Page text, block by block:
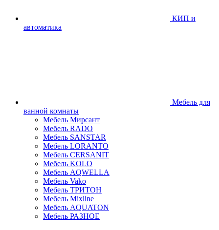
КИП и
автоматика
Мебель для
ванной комнаты
Мебель Мирсант
Мебель RADO
Мебель SANSTAR
Мебель LORANTO
Мебель CERSANIT
Мебель KOLO
Мебель AQWELLA
Мебель Vako
Мебель ТРИТОН
Мебель Mixline
Мебель AQUATON
Мебель РАЗНОЕ